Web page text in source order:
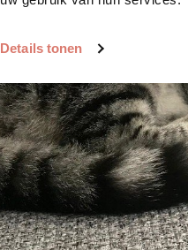
Details tonen